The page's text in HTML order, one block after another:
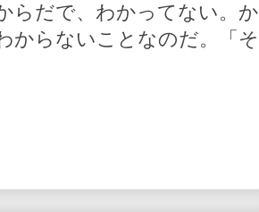
らだで、わかってない。か
からないことなのだ。「そ